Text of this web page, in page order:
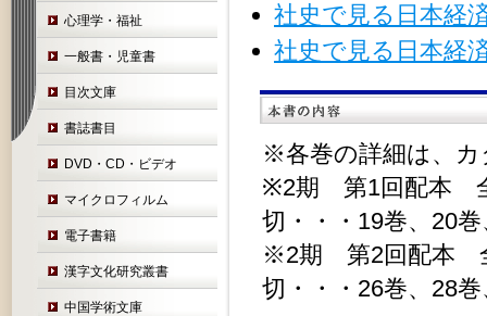
心理学・福祉
一般書・児童書
目次文庫
書誌書目
DVD・CD・ビデオ
マイクロフィルム
電子書籍
漢字文化研究叢書
中国学術文庫
社史で見る日本
社史で見る日本経
※各巻の詳細は、
※2期 第1回配本 全
切・・・19巻、20
※2期 第2回配本 全
切・・・26巻、28